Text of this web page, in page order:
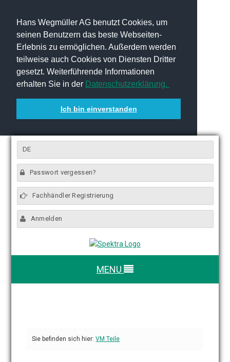
Hans Wegmüller AG benutzt Cookies, um
seinen Benutzern das beste Webseiten-
Erlebnis zu ermöglichen. Außerdem werden
teilweise auch Cookies von Diensten Dritter
gesetzt. Weiterführende Informationen
erhalten Sie in der Datenschutzerklärung.
Ich bin einverstanden
DE
Passwort vergessen?
Fachhändler Registrierung
Anmelden
MENU
Sie befinden sich hier:VM Teile